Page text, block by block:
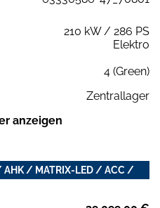
210 kW / 286 PS
Elektro
4 (Green)
Zentrallager
anzeigen
AHK / MATRIX-LED / ACC /